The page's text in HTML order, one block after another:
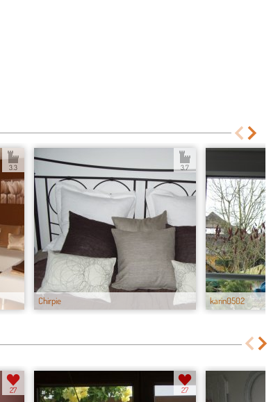
3.3
Chirpie
3.7
karin0502
27 27